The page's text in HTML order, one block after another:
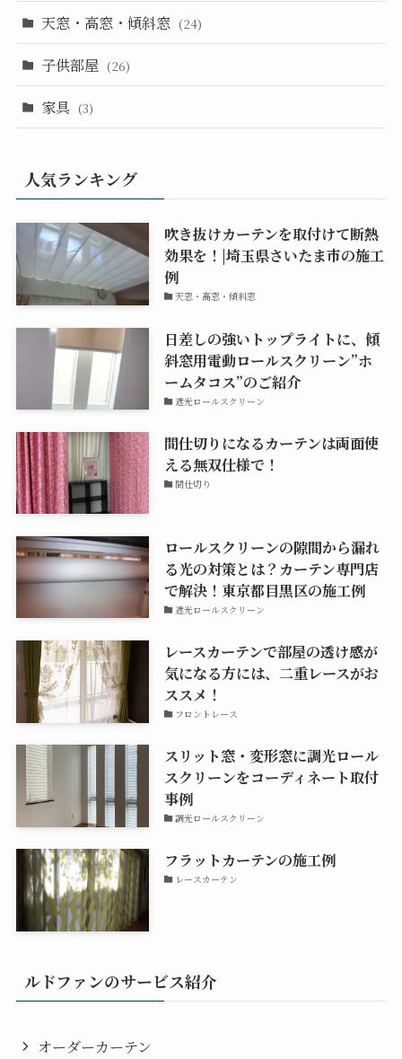
天窓・高窓・傾斜窓 (24)
子供部屋 (26)
家具 (3)
人気ランキング
吹き抜けカーテンを取付けて断熱
効果を！|埼玉県さいたま市の施工
例
天窓・高窓・傾斜窓
日差しの強いトップライトに、傾
斜窓用電動ロールスクリーン”ホ
ームタコス”のご紹介
遮光ロールスクリーン
間仕切りになるカーテンは両面使
える無双仕様で！
間仕切り
ロールスクリーンの隙間から漏れ
る光の対策とは？カーテン専門店
で解決！東京都目黒区の施工例
遮光ロールスクリーン
レースカーテンで部屋の透け感が
気になる方には、二重レースがお
ススメ！
フロントレース
スリット窓・変形窓に調光ロール
スクリーンをコーディネート取付
事例
調光ロールスクリーン
フラットカーテンの施工例
レースカーテン
ルドファンのサービス紹介
オーダーカーテン